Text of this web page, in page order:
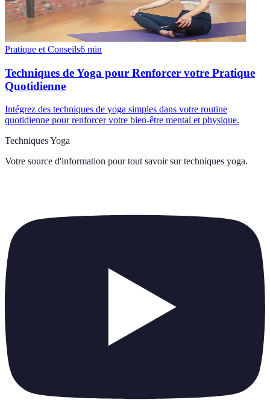
Pratique et Conseils6 min
Techniques de Yoga pour Renforcer votre Pratique
Quotidienne
Intégrez des techniques de yoga simples dans votre routine
quotidienne pour renforcer votre bien-être mental et physique.
Techniques Yoga
Votre source d'information pour tout savoir sur techniques yoga.